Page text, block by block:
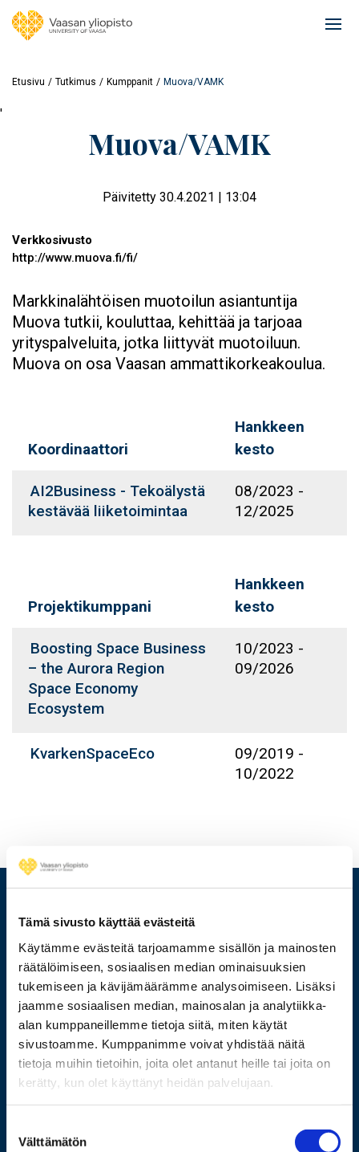
Tämä sivusto käyttää evästeitä
Käytämme evästeitä tarjoamamme sisällön ja mainosten
räätälöimiseen, sosiaalisen median ominaisuuksien
tukemiseen ja kävijämäärämme analysoimiseen. Lisäksi
jaamme sosiaalisen median, mainosalan ja analytiikka-
alan kumppaneillemme tietoja siitä, miten käytät
sivustoamme. Kumppanimme voivat yhdistää näitä
tietoja muihin tietoihin, joita olet antanut heille tai joita on
kerätty, kun olet käyttänyt heidän palvelujaan.
valinta
Välttämätön
Etusivu Tutkimus Kumppanit Muova/VAMK
'
Muova/VAMK
Päivitetty 30.4.2021 | 13:04
Verkkosivusto
http://www.muova.fi/fi/
Markkinalähtöisen muotoilun asiantuntija
Muova tutkii, kouluttaa, kehittää ja tarjoaa
yrityspalveluita, jotka liittyvät muotoiluun.
Muova on osa Vaasan ammattikorkeakoulua.
Koordinaattori
Hankkeen
kesto
AI2Business - Tekoälystä
kestävää liiketoimintaa
08/2023 -
12/2025
Projektikumppani
Hankkeen
kesto
Boosting Space Business
– the Aurora Region
Space Economy
Ecosystem
10/2023 -
09/2026
KvarkenSpaceEco 09/2019 -
10/2022
029 449 8000
Wolffintie 32